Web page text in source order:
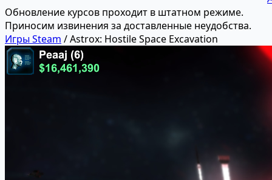
Обновление курсов проходит в штатном режиме.
Приносим извинения за доставленные неудобства.
Игры Steam /Astrox: Hostile Space Excavation